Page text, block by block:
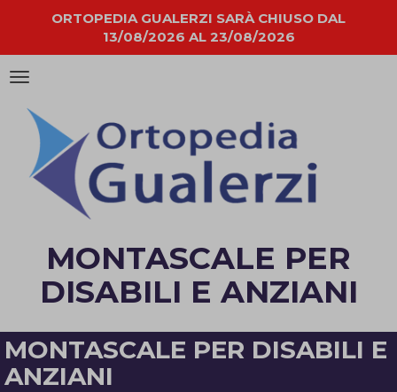
ORTOPEDIA GUALERZI SARÀ CHIUSO DAL
13/08/2026 AL 23/08/2026
Attiva/disattiva
navigazione
MONTASCALE PER
DISABILI E ANZIANI
MONTASCALE PER DISABILI E
ANZIANI